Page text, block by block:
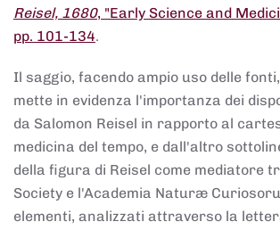
Reisel, 1680, "Early Science and
pp. 101-134.
Il saggio, facendo ampio uso delle
mette in evidenza l'importanza dei
da Salomon Reisel in rapporto al
medicina del tempo, e dall'altro
della figura di Reisel come mediatore
Society e l'Academia Naturæ
elementi, analizzati attraverso la